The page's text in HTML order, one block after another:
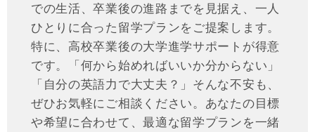
での生活、卒業後の進路までを見据え、一人
ひとりに合った留学プランをご提案します。
特に、高校卒業後の大学進学サポートが得意
です。「何から始めればいいか分からない」
「自分の英語力で大丈夫？」そんな不安も、
ぜひお気軽にご相談ください。あなたの目標
や希望に合わせて、最適な留学プランを一緒